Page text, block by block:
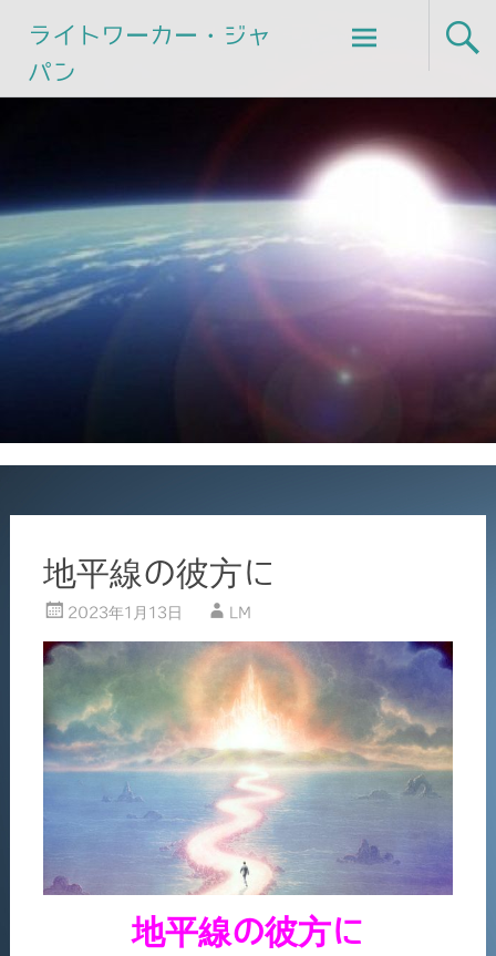
ライトワーカー・ジャ
パン
Skip
to
地平線の彼方に
2023年1月13日 LM
地平線の彼方に